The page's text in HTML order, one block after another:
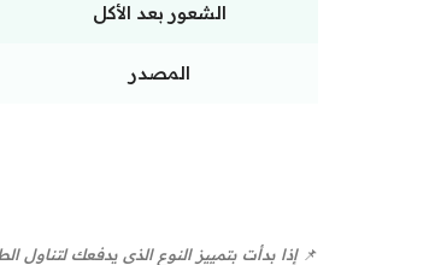
الشعور بعد الأكل
المصدر
📌إذا بدأت بتمييز النوع الذي يدفعك